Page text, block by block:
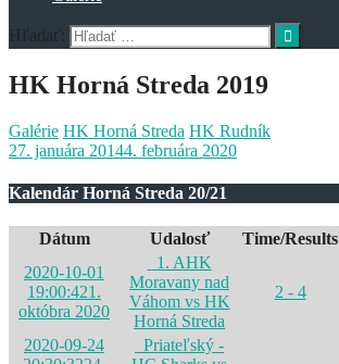
Hľadať:
HK Horná Streda 2019
Galérie HK Horná Streda HK Rudník
27. januára 20144. februára 2020
Kalendár Horná Streda 20/21
Dátum Udalosť Time/Results
2020-10-01
19:00:421.
októbra 2020
1. AHK
Moravany nad
Váhom vs HK
Horná Streda
2 - 4
2020-09-24
Priateľský -